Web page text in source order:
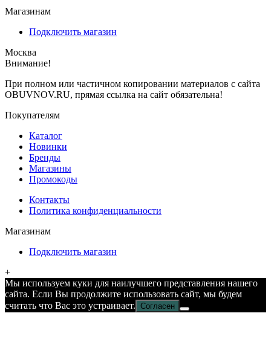
Магазинам
Подключить магазин
Москва
Внимание!
При полном или частичном копировании материалов с сайта
OBUVNOV.RU, прямая ссылка на сайт обязательна!
Покупателям
Каталог
Новинки
Бренды
Магазины
Промокоды
Контакты
Политика конфиденциальности
Магазинам
Подключить магазин
+
Мы используем куки для наилучшего представления нашего
сайта. Если Вы продолжите использовать сайт, мы будем
считать что Вас это устраивает. Согласен